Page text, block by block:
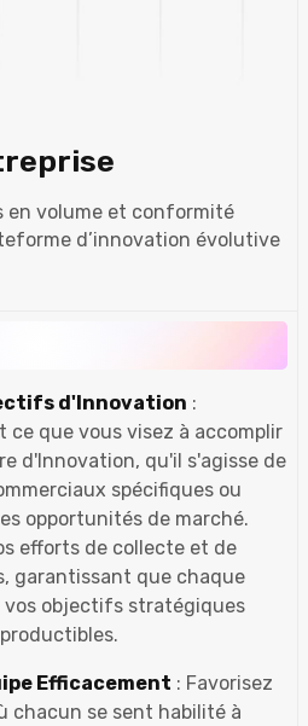
en volume et conformité
d’innovation évolutive
d'Innovation :
ce que vous visez à accomplir
d'Innovation, qu'il s'agisse de
spécifiques ou
opportunités de marché.
efforts de collecte et de
garantissant que chaque
objectifs stratégiques
Efficacement : Favorisez
chacun se sent habilité à